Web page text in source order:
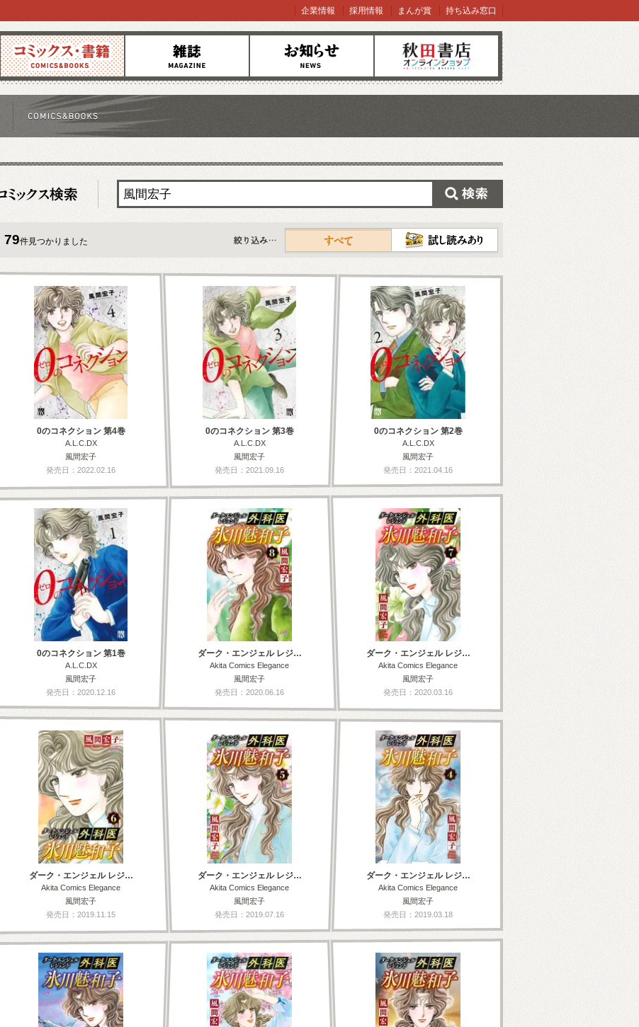
コミックス 雑誌 お知らせ オンラインショップ
企業情報 採用情報 まんが賞 持ち込み窓口
79件見つかりました
すべて
0のコネクション 第4巻
A.L.C.DX
風間宏子
発売日：2022.02.16
0のコネクション 第3巻
A.L.C.DX
風間宏子
発売日：2021.09.16
0のコネクション 第2巻
A.L.C.DX
風間宏子
発売日：2021.04.16
0のコネクション 第1巻
A.L.C.DX
風間宏子
発売日：2020.12.16
ダーク・エンジェル レジ…
Akita Comics Elegance
風間宏子
発売日：2020.06.16
ダーク・エンジェル レジ…
Akita Comics Elegance
風間宏子
発売日：2020.03.16
ダーク・エンジェル レジ…
Akita Comics Elegance
風間宏子
発売日：2019.11.15
ダーク・エンジェル レジ…
Akita Comics Elegance
風間宏子
発売日：2019.07.16
ダーク・エンジェル レジ…
Akita Comics Elegance
風間宏子
発売日：2019.03.18